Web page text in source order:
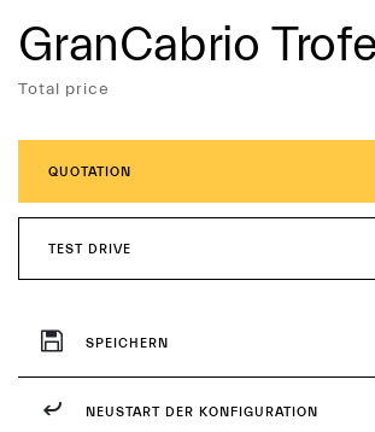
Services
GranCabrio
Total price
QUOTATION
TEST DRIVE
SPEICHERN
NEUSTART DER KONFIGURATION